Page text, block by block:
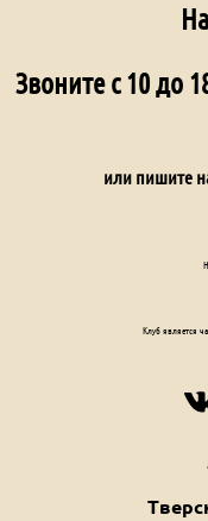
Звоните с 10 до
или пишите